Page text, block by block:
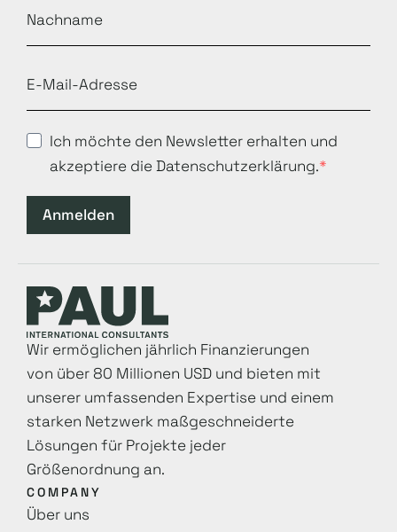
Ich möchte den Newsletter erhalten und
akzeptiere die Datenschutzerklärung.
Anmelden
Wir ermöglichen jährlich Finanzierungen
von über 80 Millionen USD und bieten mit
unserer umfassenden Expertise und einem
starken Netzwerk maß­geschneiderte
Lösungen für Projekte jeder
Größenordnung an.
COMPANY
Über uns